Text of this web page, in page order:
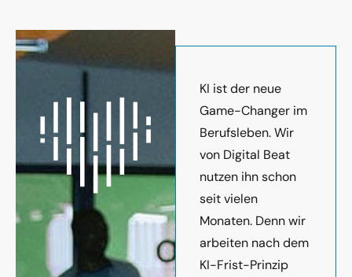
KI ist der neue
Game-Changer im
Berufsleben. Wir
von Digital Beat
nutzen ihn schon
seit vielen
Monaten. Denn wir
arbeiten nach dem
KI-Frist-Prinzip